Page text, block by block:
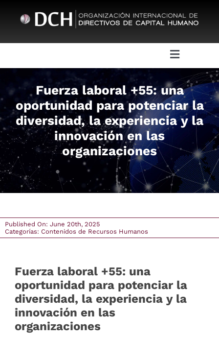
Toggle
Sobre DCH
Juntas Directivas
Eventos
Actividades
Contacto
Fuerza laboral +55: una
oportunidad para potenciar la
diversidad, la experiencia y la
innovación en las
organizaciones
Published On: June 20th, 2025
Categorías: Contenidos de Recursos Humanos
Fuerza laboral +55: una
oportunidad para potenciar la
diversidad, la experiencia y la
innovación en las
organizaciones